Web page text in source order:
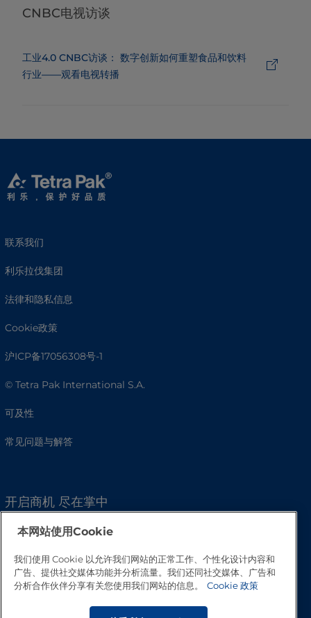
CNBC电视访谈
工业4.0 CNBC访谈： 数字创新如何重塑食品和饮料
行业——观看电视转播
联系我们
利乐拉伐集团
法律和隐私信息
Cookie政策
沪ICP备17056308号-1
© Tetra Pak International S.A.
可及性
常见问题与解答
开启商机 尽在掌中
本网站使用Cookie
我们使用 Cookie 以允许我们网站的正常工作、个性化设计内容和
广告、提供社交媒体功能并分析流量。我们还同社交媒体、广告和
分析合作伙伴分享有关您使用我们网站的信息。
Cookie 政策